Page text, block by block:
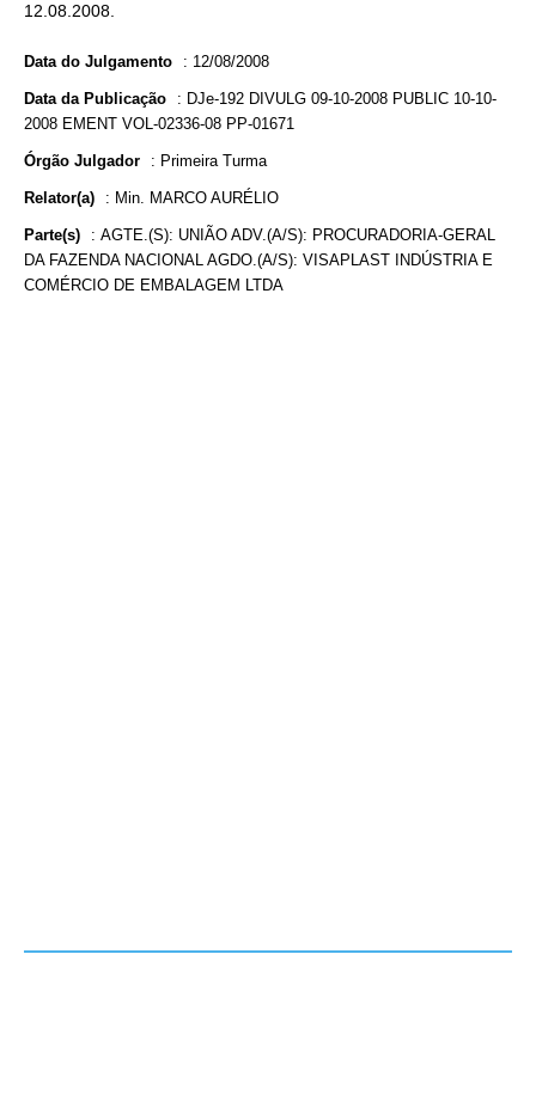
12.08.2008.
Data do Julgamento : 12/08/2008
Data da Publicação : DJe-192 DIVULG 09-10-2008 PUBLIC 10-10-
2008 EMENT VOL-02336-08 PP-01671
Órgão Julgador : Primeira Turma
Relator(a) : Min. MARCO AURÉLIO
Parte(s) : AGTE.(S): UNIÃO ADV.(A/S): PROCURADORIA-GERAL
DA FAZENDA NACIONAL AGDO.(A/S): VISAPLAST INDÚSTRIA E
COMÉRCIO DE EMBALAGEM LTDA